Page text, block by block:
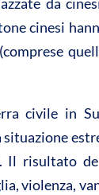
da
cinesi
civile in
situazione
Il risultato
violenza,